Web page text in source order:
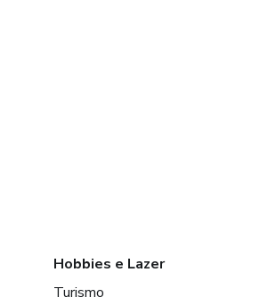
Hobbies e Lazer
Turismo